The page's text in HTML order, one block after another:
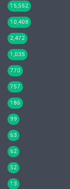
15,552
10,408
2,472
1,035
770
757
186
99
63
62
52
13